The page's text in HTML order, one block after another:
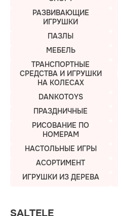
РАЗВИВАЮЩИЕ
ИГРУШКИ
ПАЗЛЫ
МЕБЕЛЬ
ТРАНСПОРТНЫЕ
СРЕДСТВА И ИГРУШКИ
НА КОЛЕСАХ
DANKOTOYS
ПРАЗДНИЧНЫЕ
РИСОВАНИЕ ПО
НОМЕРАМ
НАСТОЛЬНЫЕ ИГРЫ
АСОРТИМЕНТ
ИГРУШКИ ИЗ ДЕРЕВА
SALTELE